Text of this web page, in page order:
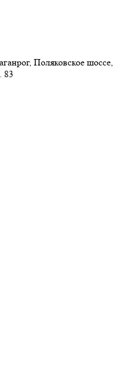
Поляковское шоссе,
83